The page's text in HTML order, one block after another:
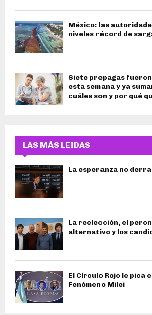
México: las
niveles récord de
Siete prepagas
esta semana y ya
cuáles son y por qué
LAS MÁS LEIDAS
La esperanza no
La reelección, el
alternativo y los
El Círculo Rojo le pica
Fenómeno Milei